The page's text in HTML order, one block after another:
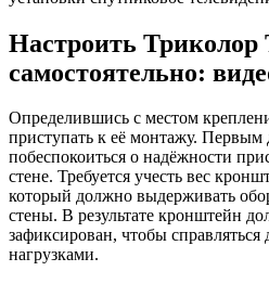
Настроить Триколор
самостоятельно:
Определившись с местом
приступать к её монтажу. Первым
побеспокоиться о надёжности
стене. Требуется учесть вес
который должно выдерживать
стены. В результате кронштейн
зафиксирован, чтобы справляться
нагрузками.